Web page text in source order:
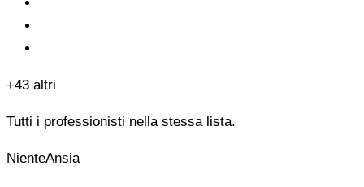
+43 altri
Tutti i professionisti nella stessa lista.
NienteAnsia